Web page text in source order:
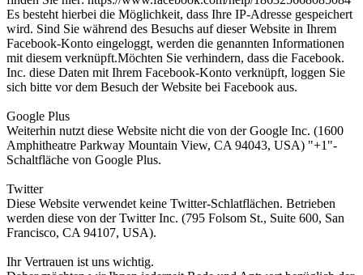
Es besteht hierbei die Möglichkeit, dass Ihre IP-Adresse gespeichert
wird. Sind Sie während des Besuchs auf dieser Website in Ihrem
Facebook-Konto eingeloggt, werden die genannten Informationen
mit diesem verknüpft.Möchten Sie verhindern, dass die Facebook.
Inc. diese Daten mit Ihrem Facebook-Konto verknüpft, loggen Sie
sich bitte vor dem Besuch der Website bei Facebook aus.
Google Plus
Weiterhin nutzt diese Website nicht die von der Google Inc. (1600
Amphitheatre Parkway Mountain View, CA 94043, USA) "+1"-
Schaltfläche von Google Plus.
Twitter
Diese Website verwendet keine Twitter-Schlatflächen. Betrieben
werden diese von der Twitter Inc. (795 Folsom St., Suite 600, San
Francisco, CA 94107, USA).
Ihr Vertrauen ist uns wichtig.